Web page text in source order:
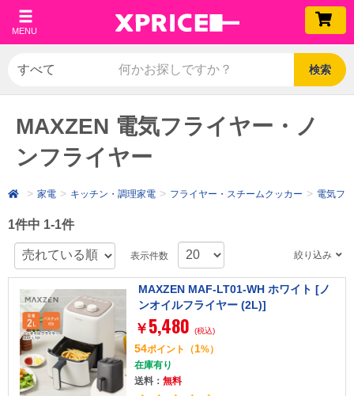
MENU
検索
MAXZEN 電気フライヤー・ノ
ンフライヤー
家電 キッチン・調理家電 フライヤー・スチームクッカー 電気フ
1件中 1-1件
表示件数 絞り込み
MAXZEN MAF-LT01-WH ホワイト [ノ
ンオイルフライヤー (2L)]
￥ 5,480 (税込)
54ポイント （1%）
在庫有り
送料： 無料